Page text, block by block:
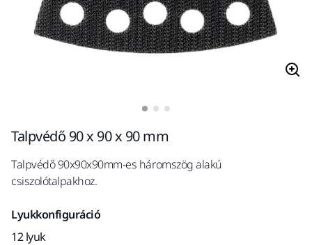
Talpvédő 90 x 90 x 90 mm
Talpvédő 90x90x90mm-es háromszög alakú
csiszolótalpakhoz.
Lyukkonfiguráció
12 lyuk